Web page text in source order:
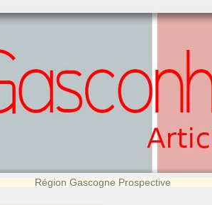
Région Gascogne Prospective